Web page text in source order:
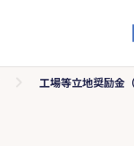
工場等立地奨励金